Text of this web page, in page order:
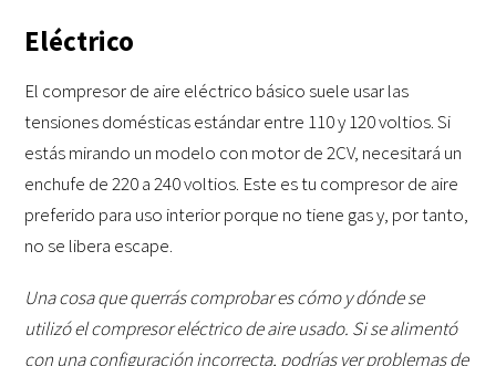
Eléctrico
El compresor de aire eléctrico básico suele usar las
tensiones domésticas estándar entre 110 y 120 voltios. Si
estás mirando un modelo con motor de 2CV, necesitará un
enchufe de 220 a 240 voltios. Este es tu compresor de aire
preferido para uso interior porque no tiene gas y, por tanto,
no se libera escape.
Una cosa que querrás comprobar es cómo y dónde se
utilizó el compresor eléctrico de aire usado. Si se alimentó
con una configuración incorrecta, podrías ver problemas de